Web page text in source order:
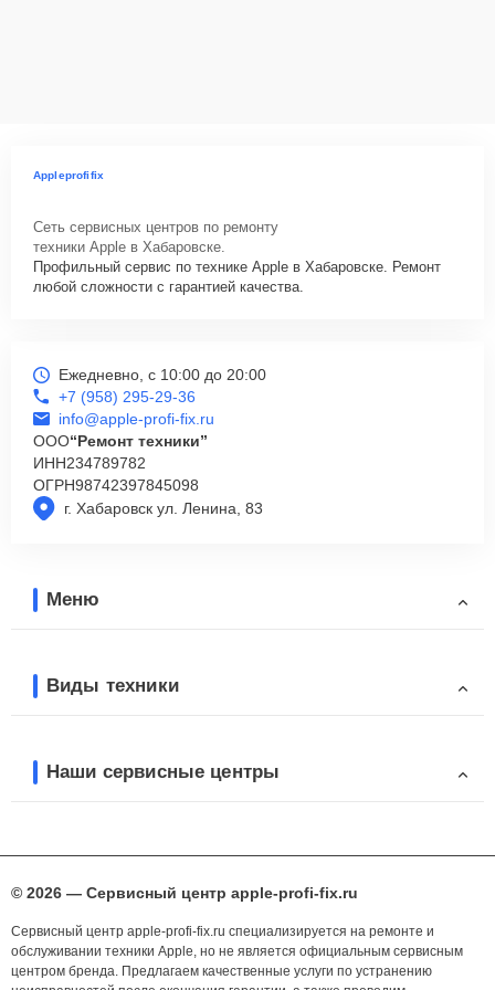
Appleprofifix
Сеть сервисных центров по ремонту
техники Apple в Хабаровске.
Профильный сервис по технике Apple в Хабаровске. Ремонт
любой сложности с гарантией качества.
г. Хабаровск ул. Ленина, 83
Ежедневно, с 10:00 до 20:00
+7 (958) 295-29-36
info@apple-profi-fix.ru
ООО“Ремонт техники”
ИНН234789782
ОГРН98742397845098
Меню
Виды техники
Наши сервисные центры
© 2026 — Сервисный центр apple-profi-fix.ru
Сервисный центр apple-profi-fix.ru специализируется на ремонте и
обслуживании техники Apple, но не является официальным сервисным
центром бренда. Предлагаем качественные услуги по устранению